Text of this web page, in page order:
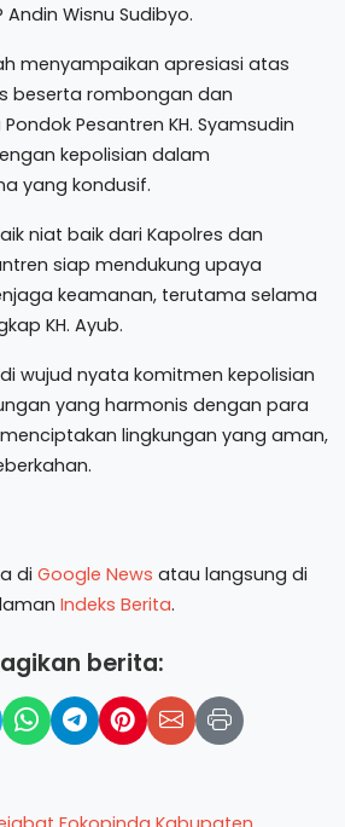
Andin Wisnu Sudibyo.
menyampaikan apresiasi atas
beserta rombongan dan
Pesantren KH. Syamsudin
kepolisian dalam
yang kondusif.
niat baik dari Kapolres dan
siap mendukung upaya
keamanan, terutama selama
KH. Ayub.
wujud nyata komitmen kepolisian
yang harmonis dengan para
lingkungan yang aman,
di Google News atau langsung di
Indeks Berita.
berita: